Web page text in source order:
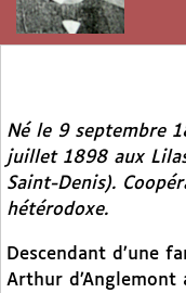
Né le 9 septembre
juillet 1898 aux
Saint-Denis).
hétérodoxe.
Descendant d’une
Arthur